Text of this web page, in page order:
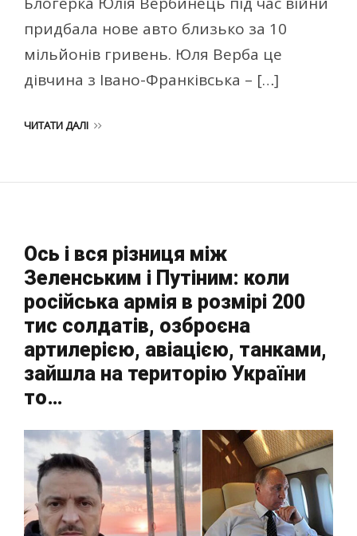
придбала нове авто близько за 10
мільйонів гривень. Юля Верба це
дівчина з Івано-Франківська – […]
ЧИТАТИ ДАЛІ
Ось і вся різниця між
Зеленським і Путіним: коли
російська армія в розмірі 200
тис солдатів, озброєна
артилерією, авіацією, танками,
зайшла на територію України
то…